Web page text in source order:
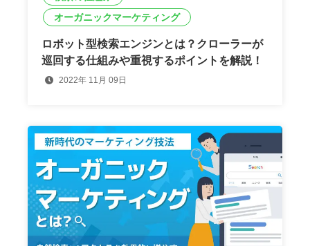
オーガニックマーケティング
ロボット型検索エンジンとは？クローラーが
巡回する仕組みや重視するポイントを解説！
2022年 11月 09日